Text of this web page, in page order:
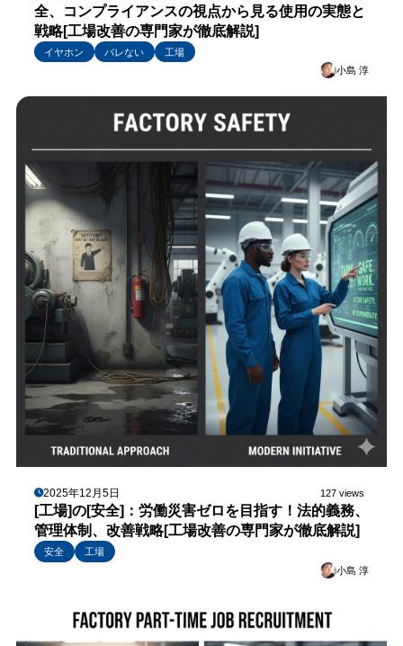
全、コンプライアンスの視点から見る使用の実態と
戦略[工場改善の専門家が徹底解説]
イヤホン バレない
工場
小島 淳
2025年12月5日 127 views
[工場]の[安全]：労働災害ゼロを目指す！法的義務、
管理体制、改善戦略[工場改善の専門家が徹底解説]
安全
工場
小島 淳